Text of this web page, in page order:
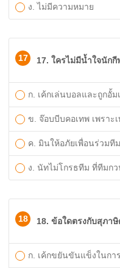
ง. ไม่มีความหมาย
17 17. ใครไม่มีน้ำใจนักกี
ก. เค้กเล่นบอลและถูกอั้
ข. จ๊อบบีบคอเทพ เพราะ
ค. มินให้อภัยเพื่อนร่วมที
ง. นัทไม่โกรธทีม ที่ทีมก
18 18. ข้อใดตรงกับสุภา
ก. เค้กขยันขันแข็งในกา